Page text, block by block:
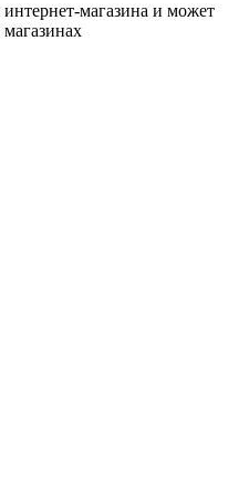
магазина и может